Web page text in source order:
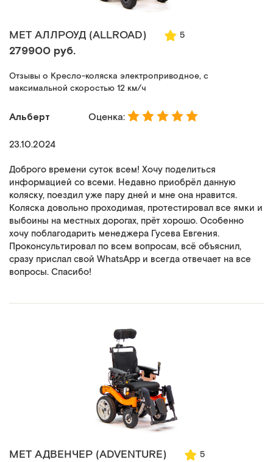
MET АЛЛРОУД (ALLROAD) 5
279900 руб.
Отзывы о Кресло-коляска электроприводное, с
максимальной скоростью 12 км/ч
Альберт Оценка:
23.10.2024
Доброго времени суток всем! Хочу поделиться
информацией со всеми. Недавно приобрёл данную
коляску, поездил уже пару дней и мне она нравится.
Коляска довольно проходимая, протестировал все ямки и
выбоины на местных дорогах, прёт хорошо. Особенно
хочу поблагодарить менеджера Гусева Евгения.
Проконсультировал по всем вопросам, всё объяснил,
сразу прислал свой WhatsApp и всегда отвечает на все
вопросы. Спасибо!
МЕТ АДВЕНЧЕР (ADVENTURE) 5